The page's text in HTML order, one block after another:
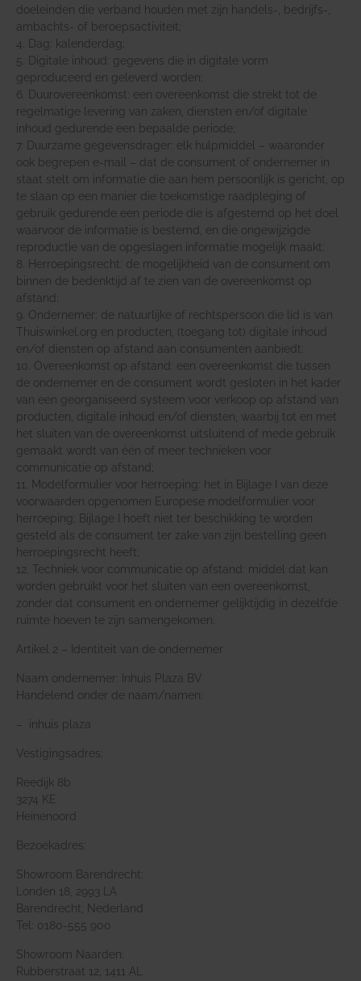
doeleinden die verband houden met zijn handels-, bedrijfs-,
ambachts- of beroepsactiviteit;
4. Dag: kalenderdag;
5. Digitale inhoud: gegevens die in digitale vorm
geproduceerd en geleverd worden;
6. Duurovereenkomst: een overeenkomst die strekt tot de
regelmatige levering van zaken, diensten en/of digitale
inhoud gedurende een bepaalde periode;
7. Duurzame gegevensdrager: elk hulpmiddel – waaronder
ook begrepen e-mail – dat de consument of ondernemer in
staat stelt om informatie die aan hem persoonlijk is gericht, op
te slaan op een manier die toekomstige raadpleging of
gebruik gedurende een periode die is afgestemd op het doel
waarvoor de informatie is bestemd, en die ongewijzigde
reproductie van de opgeslagen informatie mogelijk maakt;
8. Herroepingsrecht: de mogelijkheid van de consument om
binnen de bedenktijd af te zien van de overeenkomst op
afstand;
9. Ondernemer: de natuurlijke of rechtspersoon die lid is van
Thuiswinkel.org en producten, (toegang tot) digitale inhoud
en/of diensten op afstand aan consumenten aanbiedt;
10. Overeenkomst op afstand: een overeenkomst die tussen
de ondernemer en de consument wordt gesloten in het kader
van een georganiseerd systeem voor verkoop op afstand van
producten, digitale inhoud en/of diensten, waarbij tot en met
het sluiten van de overeenkomst uitsluitend of mede gebruik
gemaakt wordt van één of meer technieken voor
communicatie op afstand;
11. Modelformulier voor herroeping: het in Bijlage I van deze
voorwaarden opgenomen Europese modelformulier voor
herroeping; Bijlage I hoeft niet ter beschikking te worden
gesteld als de consument ter zake van zijn bestelling geen
herroepingsrecht heeft;
12. Techniek voor communicatie op afstand: middel dat kan
worden gebruikt voor het sluiten van een overeenkomst,
zonder dat consument en ondernemer gelijktijdig in dezelfde
ruimte hoeven te zijn samengekomen.
Artikel 2 – Identiteit van de ondernemer
Naam ondernemer: Inhuis Plaza BV
Handelend onder de naam/namen:
– inhuis plaza
Vestigingsadres:
Reedijk 8b
3274 KE
Heinenoord
Bezoekadres:
Showroom Barendrecht:
Londen 18, 2993 LA
Barendrecht, Nederland
Tel: 0180-555 900
Showroom Naarden:
Rubberstraat 12, 1411 AL